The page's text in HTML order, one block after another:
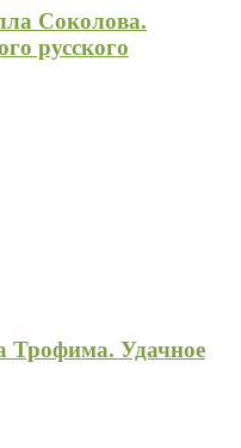
Соколова.
русского
Трофима. Удачное